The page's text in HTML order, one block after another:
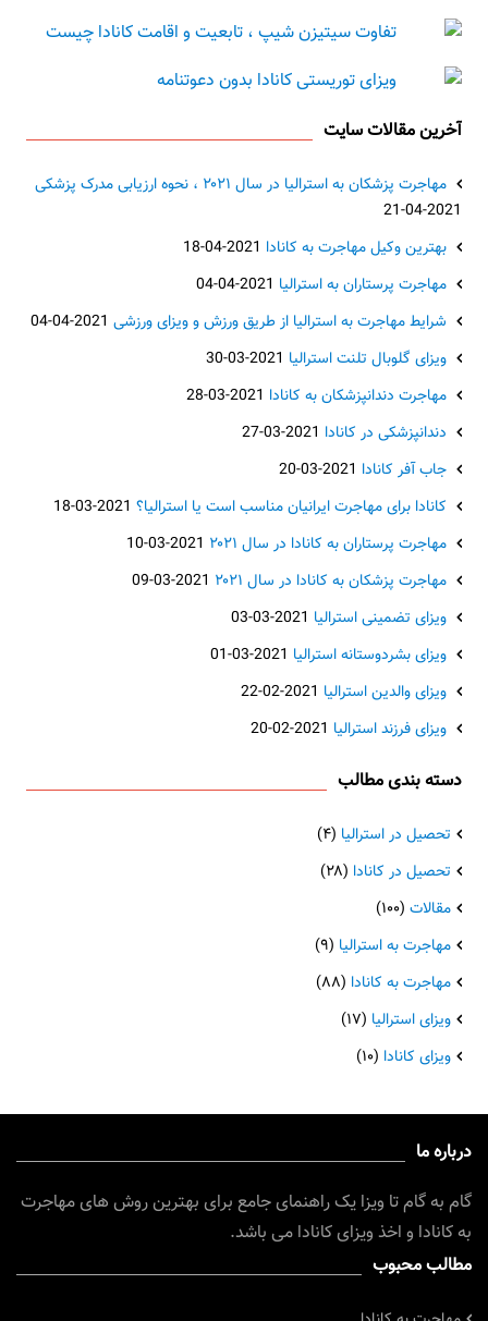
تفاوت سیتیزن شیپ ، تابعیت و اقامت کانادا چیست
ویزای توریستی کانادا بدون دعوتنامه
آخرین مقالات سایت
مهاجرت پزشکان به استرالیا در سال ۲۰۲۱ ، نحوه ارزیابی مدرک پزشکی
2021-04-21
بهترین وکیل مهاجرت به کانادا 2021-04-18
مهاجرت پرستاران به استرالیا 2021-04-04
شرایط مهاجرت به استرالیا از طریق ورزش و ویزای ورزشی 2021-04-04
ویزای گلوبال تلنت استرالیا 2021-03-30
مهاجرت دندانپزشکان به کانادا 2021-03-28
دندانپزشکی در کانادا 2021-03-27
جاب آفر کانادا 2021-03-20
کانادا برای مهاجرت ایرانیان مناسب است یا استرالیا؟ 2021-03-18
مهاجرت پرستاران به کانادا در سال ۲۰۲۱
2021-03-10
مهاجرت پزشکان به کانادا در سال ۲۰۲۱
2021-03-09
ویزای تضمینی استرالیا 2021-03-03
ویزای بشردوستانه استرالیا 2021-03-01
ویزای والدین استرالیا 2021-02-22
ویزای فرزند استرالیا 2021-02-20
دسته بندی مطالب
تحصیل در استرالیا (۴)
تحصیل در کانادا (۲۸)
مقالات(۱۰۰)
مهاجرت به استرالیا (۹)
مهاجرت به کانادا (۸۸)
ویزای استرالیا (۱۷)
ویزای کانادا (۱۰)
درباره ما
گام به گام تا ویزا یک راهنمای جامع برای بهترین روش های مهاجرت
به کانادا و اخذ ویزای کانادا می باشد.
مطالب محبوب